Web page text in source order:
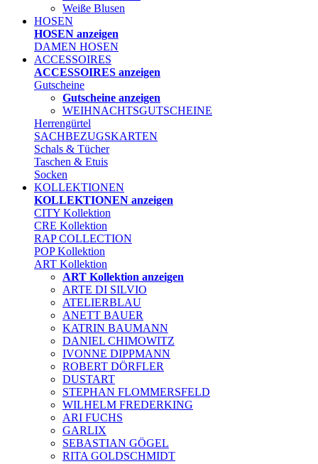
Weiße Blusen
HOSEN
HOSEN anzeigen
DAMEN HOSEN
ACCESSOIRES
ACCESSOIRES anzeigen
Gutscheine
Gutscheine anzeigen
WEIHNACHTSGUTSCHEINE
Herrengürtel
SACHBEZUGSKARTEN
Schals & Tücher
Taschen & Etuis
Socken
KOLLEKTIONEN
KOLLEKTIONEN anzeigen
CITY Kollektion
CRE Kollektion
RAP COLLECTION
POP Kollektion
ART Kollektion
ART Kollektion anzeigen
ARTE DI SILVIO
ATELIERBLAU
ANETT BAUER
KATRIN BAUMANN
DANIEL CHIMOWITZ
IVONNE DIPPMANN
ROBERT DÖRFLER
DUSTART
STEPHAN FLOMMERSFELD
WILHELM FREDERKING
ARI FUCHS
GARLIX
SEBASTIAN GÖGEL
RITA GOLDSCHMIDT